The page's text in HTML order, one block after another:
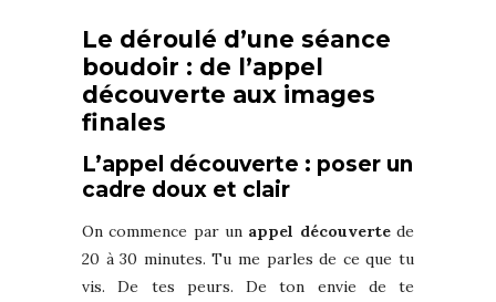
Le déroulé d’une séance
boudoir : de l’appel
découverte aux images
finales
L’appel découverte : poser un
cadre doux et clair
On commence par un appel découvertede
20 à 30 minutes. Tu me parles de ce que tu
vis. De tes peurs. De ton envie de te